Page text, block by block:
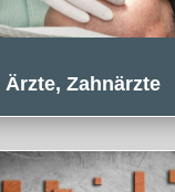
Ärzte, Zahnärzte